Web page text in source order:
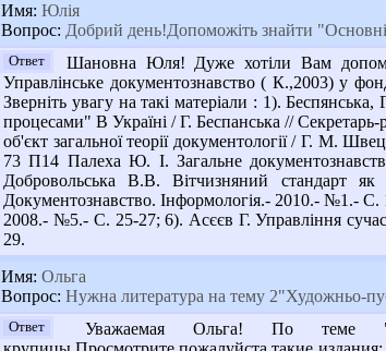
Имя: Юлія
Вопрос: Добрий день!Допоможіть знайти
Ответ
Шановна Юля! Дуже хотіли Вам
Управлінське документознавство ( К.,2003) у
Зверніть увагу на такі матеріали : 1).
процесами" В Україні / Г. Беспанська //
об'єкт загальної теорії документології / Г. М.
73 П14 Палеха Ю. І. Загальне
Добровольська В.В. Вітчизняний стандарт як
Документознавство. Інформологія.- 2010.- №1.-
2008.- №5.- С. 25-27; 6). Асєєв Г. Управління
29.
Имя: Ольга
Вопрос: Нужна литература на тему 2"Художньо-
Ответ
Уважаемая Ольга! По теме